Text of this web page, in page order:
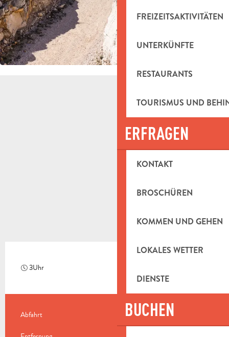
FREIZEITSAKTIVITÄTEN
UNTERKÜNFTE
RESTAURANTS
TOURISMUS UND
ERFRAGEN
KONTAKT
BROSCHÜREN
KOMMEN UND GEHEN
LOKALES WETTER
DIENSTE
BUCHEN
3Uhr
PRAKTISCHE INFORMATIONEN
Abfahrt Saint-Zacharie